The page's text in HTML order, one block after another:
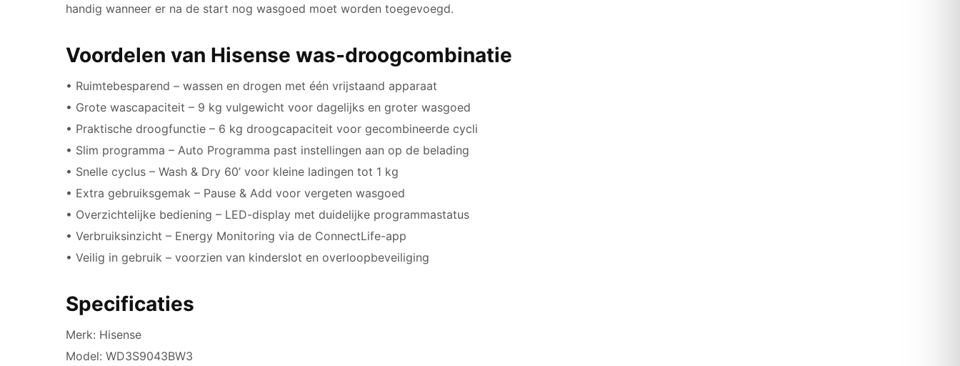
handig wanneer er na de start nog wasgoed moet worden toegevoegd.
Voordelen van Hisense was-droogcombinatie
• Ruimtebesparend – wassen en drogen met één vrijstaand apparaat
• Grote wascapaciteit – 9 kg vulgewicht voor dagelijks en groter wasgoed
• Praktische droogfunctie – 6 kg droogcapaciteit voor gecombineerde cycli
• Slim programma – Auto Programma past instellingen aan op de belading
• Snelle cyclus – Wash & Dry 60’ voor kleine ladingen tot 1 kg
• Extra gebruiksgemak – Pause & Add voor vergeten wasgoed
• Overzichtelijke bediening – LED-display met duidelijke programmastatus
• Verbruiksinzicht – Energy Monitoring via de ConnectLife-app
• Veilig in gebruik – voorzien van kinderslot en overloopbeveiliging
Specificaties
Merk: Hisense
Model: WD3S9043BW3